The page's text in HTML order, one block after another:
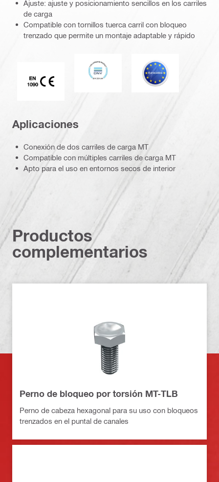
Ajuste: ajuste y posicionamiento sencillos en los carriles
de carga
Compatible con tornillos tuerca carril con bloqueo
trenzado que permite un montaje adaptable y rápido
Marca CE EN 1090
DNV Eurocódigo
Aplicaciones
Conexión de dos carriles de carga MT
Compatible con múltiples carriles de carga MT
Apto para el uso en entornos secos de interior
Productos
complementarios
Perno de bloqueo por torsión MT-TLB
Perno de cabeza hexagonal para su uso con bloqueos
trenzados en el puntal de canales